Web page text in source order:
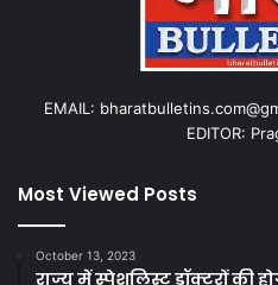
EMAIL:
EDITOR:
Most Viewed Posts
October 13, 2023
राज्य में स्पेशलिस्ट डॉक्टरों की